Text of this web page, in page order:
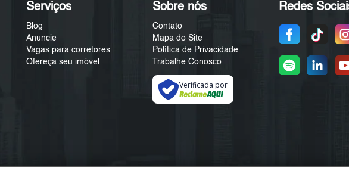
Serviços
Blog
Anuncie
Vagas para corretores
Ofereça seu imóvel
Sobre nós
Contato
Mapa do Site
Política de Privacidade
Trabalhe Conosco
Verificada por
Redes